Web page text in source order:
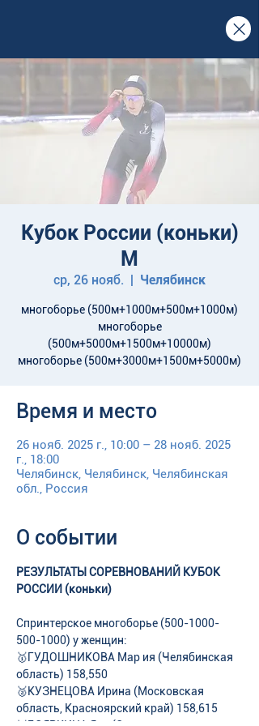
Кубок России (коньки)
М
ср, 26 нояб.
  |
Челябинск
многоборье (500м+1000м+500м+1000м)
многоборье
(500м+5000м+1500м+10000м)
многоборье (500м+3000м+1500м+5000м)
Время и место
26 нояб. 2025 г., 10:00 – 28 нояб. 2025
г., 18:00
Челябинск, Челябинск, Челябинская
обл., Россия
О событии
РЕЗУЛЬТАТЫ СОРЕВНОВАНИЙ КУБОК
РОССИИ (коньки)
Спринтерское многоборье (500-1000-
500-1000) у женщин:
🥇ГУДОШНИКОВА Мар ия (Челябинская
область) 158,550
🥈КУЗНЕЦОВА Ирина (Московская
область, Красноярский край) 158,615